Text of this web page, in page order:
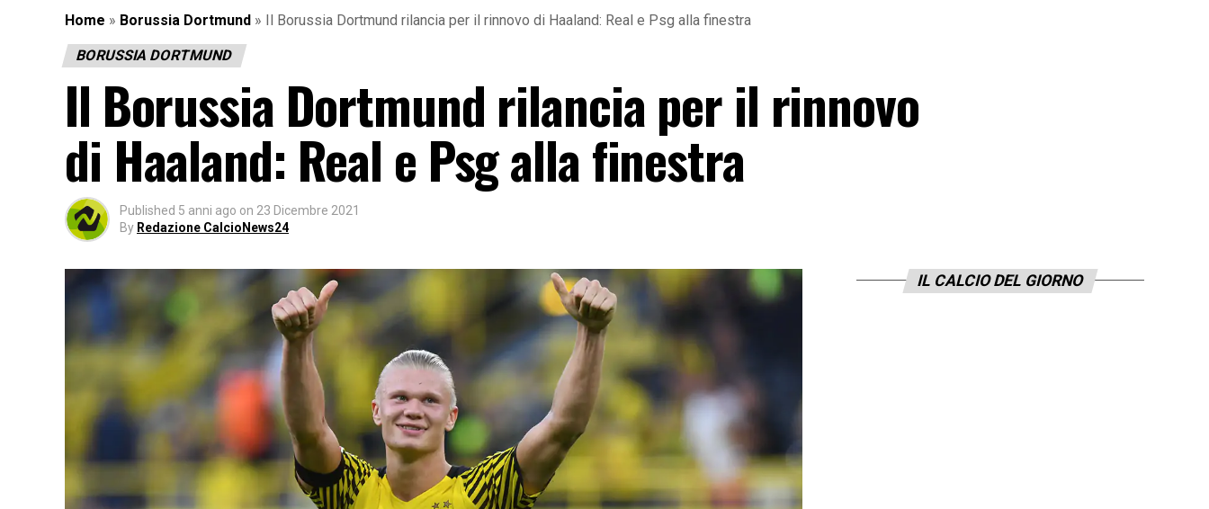
Home » Borussia Dortmund » Il Borussia Dortmund rilancia per il rinnovo di Haaland: Real e Psg alla finestra
BORUSSIA DORTMUND
Il Borussia Dortmund rilancia per il rinnovo
di Haaland: Real e Psg alla finestra
Published 5 anni ago on 23 Dicembre 2021
By Redazione CalcioNews24
IL CALCIO DEL GIORNO